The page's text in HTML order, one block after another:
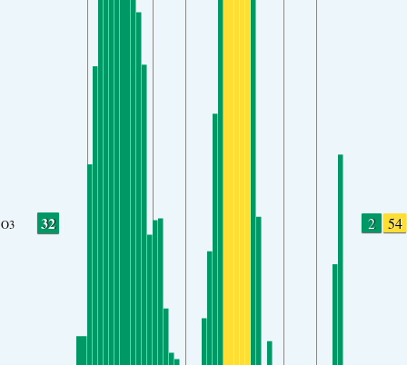
O3 32 2 54